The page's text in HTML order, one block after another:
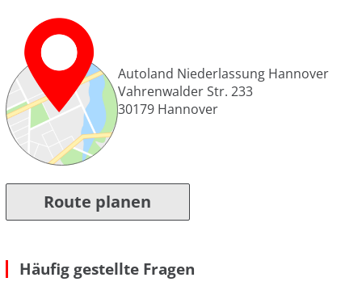
Autoland Niederlassung Hannover
Vahrenwalder Str. 233
30179 Hannover
Route planen
Häufig gestellte Fragen